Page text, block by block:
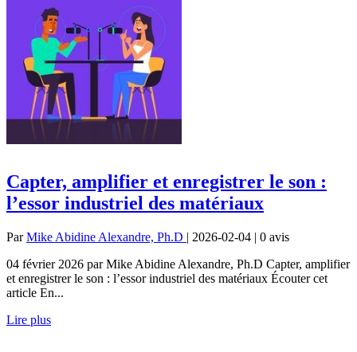
Capter, amplifier et enregistrer le son :
l’essor industriel des matériaux
ParMike Abidine Alexandre, Ph.D | 2026-02-04 | 0 avis
04 février 2026 par Mike Abidine Alexandre, Ph.D Capter, amplifier
et enregistrer le son : l’essor industriel des matériaux Écouter cet
article En...
Lire plus